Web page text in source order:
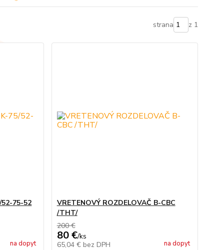
strana z 1
52-75-52
na dopyt
VRETENOVÝ ROZDELOVAČ B-CBC
/THT/
200 €
80 €/ks
65,04 € bez DPH na dopyt